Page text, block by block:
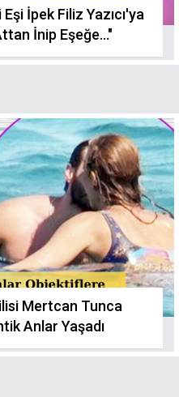
İpek Filiz Yazıcı'ya
İnip Eşeğe..."
Mertcan Tunca
Anlar Yaşadı